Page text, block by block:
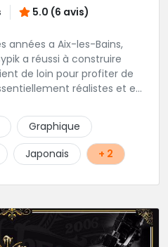
5.0 (6 avis)
années a Aix-les-Bains,
a réussi à construire
de loin pour profiter de
réalistes et en
Hervé préfère que vous
studio... pour éviter les
secrète donc...mais
Graphique
Japonais + 2